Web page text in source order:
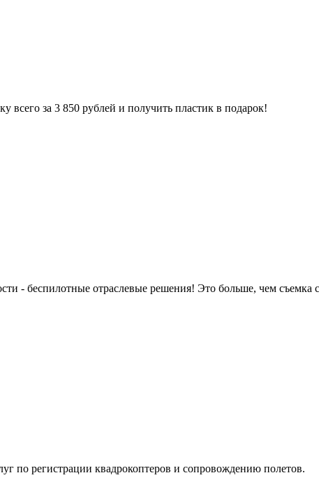
всего за 3 850 рублей и получить пластик в подарок!
- беспилотные отраслевые решения! Это больше, чем съемка с
по регистрации квадрокоптеров и сопровождению полетов.